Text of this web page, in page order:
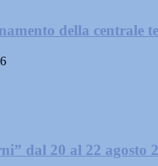
della centrale
dal 20 al 22 agosto